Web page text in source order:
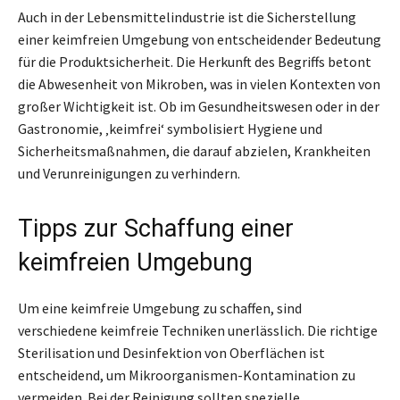
Auch in der Lebensmittelindustrie ist die Sicherstellung
einer keimfreien Umgebung von entscheidender Bedeutung
für die Produktsicherheit. Die Herkunft des Begriffs betont
die Abwesenheit von Mikroben, was in vielen Kontexten von
großer Wichtigkeit ist. Ob im Gesundheitswesen oder in der
Gastronomie, ‚keimfrei‘ symbolisiert Hygiene und
Sicherheitsmaßnahmen, die darauf abzielen, Krankheiten
und Verunreinigungen zu verhindern.
Tipps zur Schaffung einer
keimfreien Umgebung
Um eine keimfreie Umgebung zu schaffen, sind
verschiedene keimfreie Techniken unerlässlich. Die richtige
Sterilisation und Desinfektion von Oberflächen ist
entscheidend, um Mikroorganismen-Kontamination zu